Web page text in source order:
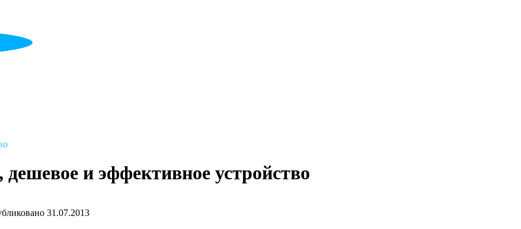
и эффективное устройство
31.07.2013